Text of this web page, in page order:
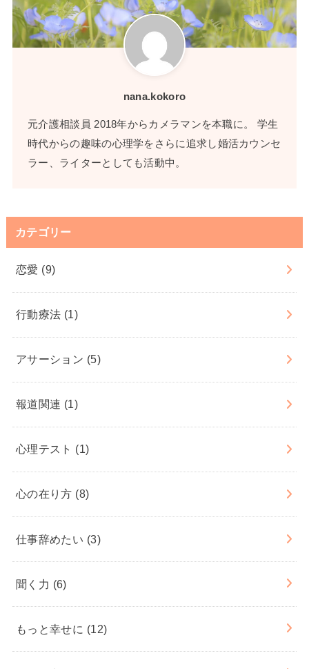
nana.kokoro
元介護相談員 2018年からカメラマンを本職に。 学生
時代からの趣味の心理学をさらに追求し婚活カウンセ
ラー、ライターとしても活動中。
カテゴリー
恋愛 (9)
行動療法 (1)
アサーション (5)
報道関連 (1)
心理テスト (1)
心の在り方 (8)
仕事辞めたい (3)
聞く力 (6)
もっと幸せに (12)